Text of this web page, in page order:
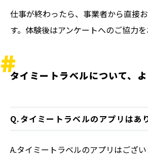
仕事が終わったら、事業者から直接
す。体験後はアンケートへのご協力を
タイミートラべルについて、
Q.タイミートラベルのアプリはあ
A.タイミートラベルのアプリはござ